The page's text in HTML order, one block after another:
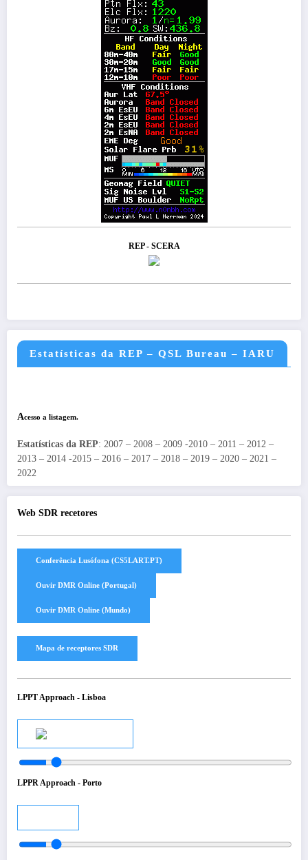
REP - SCERA
Estatísticas da REP – QSL Bureau – IARU
Acesso a listagem.
Estatísticas da REP: 2007 – 2008 – 2009 -2010 – 2011 – 2012 –
2013 – 2014 -2015 – 2016 – 2017 – 2018 – 2019 – 2020 – 2021 –
2022
Web SDR recetores
LPPT Approach - Lisboa
LPPR Approach - Porto